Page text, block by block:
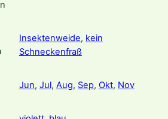
Insektenweide, kein
Schneckenfraß
Jun, Jul, Aug, Sep, Okt, Nov